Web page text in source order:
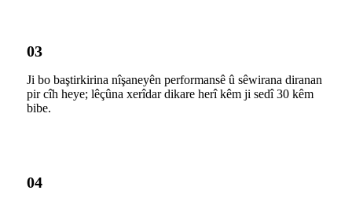
03
Ji bo baştirkirina nîşaneyên performansê û sêwirana diranan
pir cîh heye; lêçûna xerîdar dikare herî kêm ji sedî 30 kêm
bibe.
04